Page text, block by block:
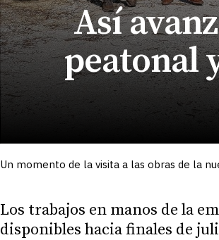
Así
peatonal
Un momento de la visita a las obras de la
Los trabajos en manos de la
disponibles hacia finales de